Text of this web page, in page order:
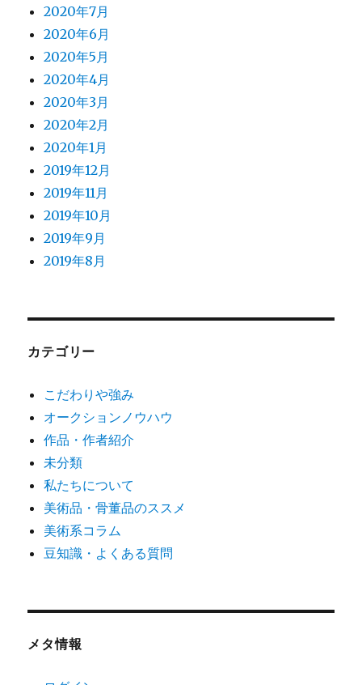
2020年7月
2020年6月
2020年5月
2020年4月
2020年3月
2020年2月
2020年1月
2019年12月
2019年11月
2019年10月
2019年9月
2019年8月
カテゴリー
こだわりや強み
オークションノウハウ
作品・作者紹介
未分類
私たちについて
美術品・骨董品のススメ
美術系コラム
豆知識・よくある質問
メタ情報